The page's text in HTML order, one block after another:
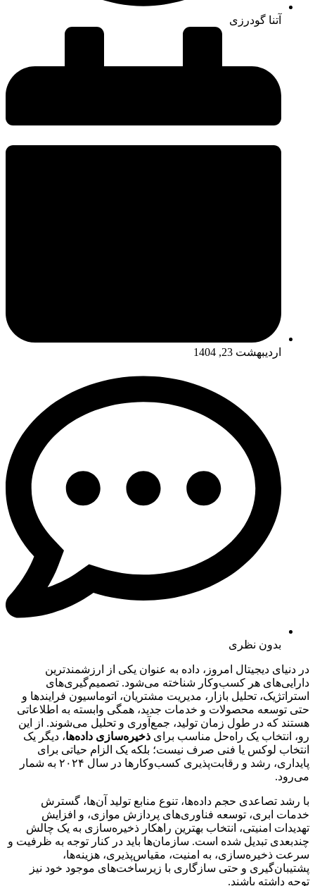
آتنا گودرزی
اردیبهشت 23, 1404
بدون نظری
در دنیای دیجیتال امروز، داده به عنوان یکی از ارزشمندترین
دارایی‌های هر کسب‌وکار شناخته می‌شود. تصمیم‌گیری‌های
استراتژیک، تحلیل بازار، مدیریت مشتریان، اتوماسیون فرایندها و
حتی توسعه محصولات و خدمات جدید، همگی وابسته به اطلاعاتی
هستند که در طول زمان تولید، جمع‌آوری و تحلیل می‌شوند. از این
رو، انتخاب یک راه‌حل مناسب برای ذخیره‌سازی داده‌ها، دیگر یک
انتخاب لوکس یا فنی صرف نیست؛ بلکه یک الزام حیاتی برای
پایداری، رشد و رقابت‌پذیری کسب‌وکارها در سال ۲۰۲۴ به شمار
می‌رود.
با رشد تصاعدی حجم داده‌ها، تنوع منابع تولید آن‌ها، گسترش
خدمات ابری، توسعه فناوری‌های پردازش موازی، و افزایش
تهدیدات امنیتی، انتخاب بهترین راهکار ذخیره‌سازی به یک چالش
چندبعدی تبدیل شده است. سازمان‌ها باید در کنار توجه به ظرفیت و
سرعت ذخیره‌سازی، به امنیت، مقیاس‌پذیری، هزینه‌ها،
پشتیبان‌گیری و حتی سازگاری با زیرساخت‌های موجود خود نیز
توجه داشته باشند.